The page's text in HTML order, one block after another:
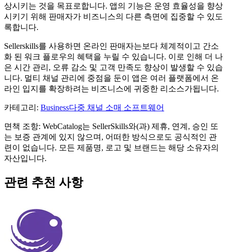
상시키는 것을 목표로합니다. 앱의 기능은 운영 효율성을 향상
시키기 위해 판매자가 비즈니스의 다른 측면에 집중할 수 있도
록합니다.
Sellerskills를 사용하면 온라인 판매자는보다 체계적이고 간소
화 된 워크 플로우의 혜택을 누릴 수 있습니다. 이로 인해 더 나
은 시간 관리, 오류 감소 및 고객 만족도 향상이 발생할 수 있습
니다. 멀티 채널 관리에 중점을 둔이 앱은 여러 플랫폼에서 온
라인 입지를 확장하려는 비즈니스에 귀중한 리소스가됩니다.
카테고리 : Business다중 채널 소매 소프트웨어
면책 조항: WebCatalog는 SellerSkills와(과) 제휴, 연계, 승인 또
는 보증 관계에 있지 않으며, 어떠한 방식으로도 공식적인 관
련이 없습니다. 모든 제품명, 로고 및 브랜드는 해당 소유자의
자산입니다.
관련 추천 사항